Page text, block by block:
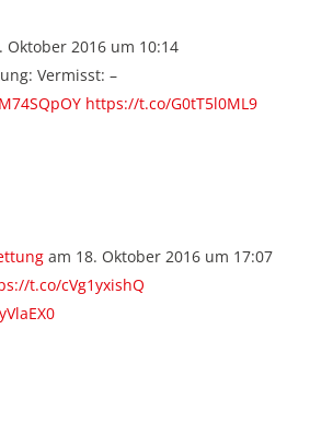
Oktober 2016 um 10:14
Vermisst: –
https://t.co/G0tT5l0ML9
am 18. Oktober 2016 um 17:07
t.co/cVg1yxishQ